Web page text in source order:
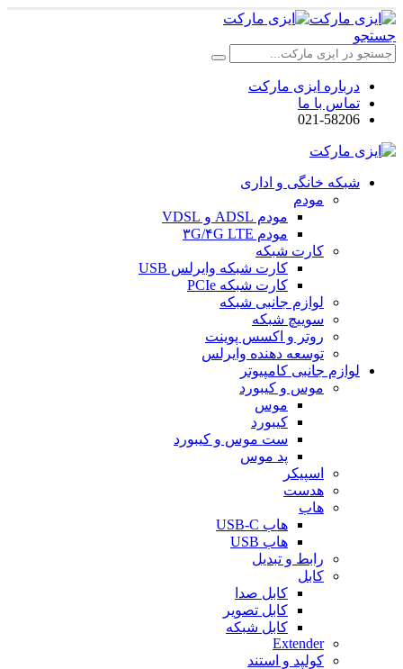
جستجو
درباره ایزی مارکت
تماس با ما
021-58206
شبکه خانگی و اداری
مودم
مودم ADSL و VDSL
مودم ۳G/۴G LTE
کارت شبکه
کارت شبکه وایرلس USB
کارت شبکه PCIe
لوازم جانبی شبکه
سوییچ شبکه
روتر و اکسس پوینت
توسعه دهنده وایرلس
لوازم جانبی کامپیوتر
موس و کیبورد
موس
کیبورد
ست موس و کیبورد
پد موس
اسپیکر
هدست
هاب
هاب USB-C
هاب USB
رابط و تبدیل
کابل
کابل صدا
کابل تصویر
کابل شبکه
Extender
کولپد و استند